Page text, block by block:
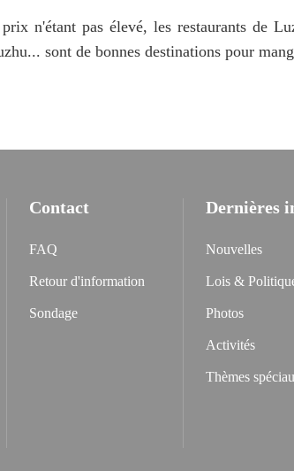
n'étant pas élevé, les restaurants de
sont de bonnes destinations pour
Contact
FAQ
Retour d'information
Sondage
Dernières
Nouvelles
Lois &
Photos
Activités
Thèmes